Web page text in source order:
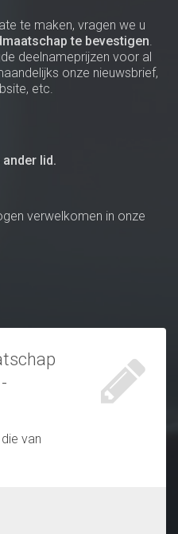
te maken, vragen we u
te bevestigen.
deelnameprijzen voor al
onze nieuwsbrief,
etc.
lid.
verwelkomen in onze
van